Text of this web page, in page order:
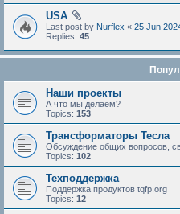
USA
Last post by Nurflex « 25 Jun
Replies: 45
Наши проекты
А что мы делаем?
Topics: 153
Трансформаторы Тесла
Обсуждение общих вопросов,
Topics: 102
Техподдержка
Поддержка продуктов tqfp.org
Topics: 12